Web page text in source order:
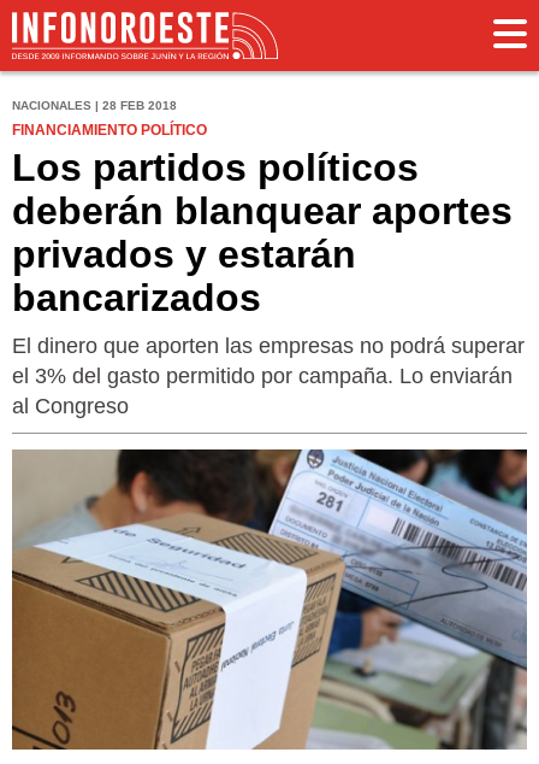
NACIONALES | 28 FEB 2018
FINANCIAMIENTO POLÍTICO
Los partidos políticos
deberán blanquear aportes
privados y estarán
bancarizados
El dinero que aporten las empresas no podrá superar
el 3% del gasto permitido por campaña. Lo enviarán
al Congreso